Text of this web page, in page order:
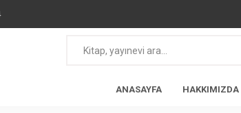
ANASAYFA HAKKIMIZDA